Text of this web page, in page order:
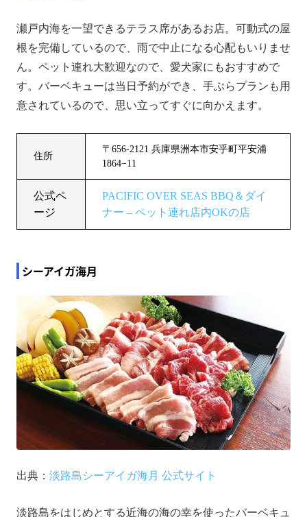
瀬戸内海を一望できるテラス席があるお店。可動式の屋
根を完備しているので、雨で中止になる心配もいりませ
ん。ペット連れ大歓迎なので、愛犬家にもおすすめで
す。バーベキューは当日予約ができ、手ぶらプランも用
意されているので、思い立ってすぐに向かえます。
住所
〒656-2121 兵庫県洲本市安乎町平安浦
1864−11
公式ペ
ージ
PACIFIC OVER SEAS BBQ＆ダイ
ナー – ペット連れ店内OKの店
シーアイガ海月
出典： 淡路島シーアイガ海月 公式サイト
淡路島をはじめとする近海の海の幸を使ったバーベキュ